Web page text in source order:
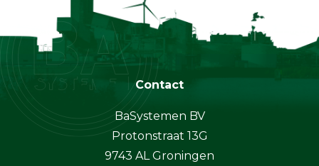
Contact
BaSystemen BV
Protonstraat 13G
9743 AL Groningen